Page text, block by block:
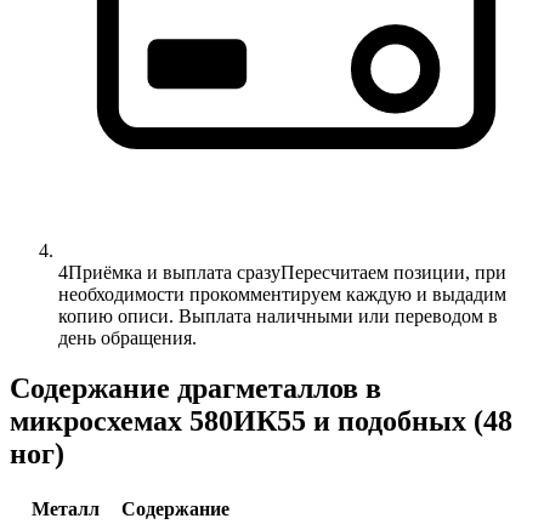
4Приёмка и выплата сразуПересчитаем позиции, при
необходимости прокомментируем каждую и выдадим
копию описи. Выплата наличными или переводом в
день обращения.
Содержание драгметаллов в
микросхемах 580ИК55 и подобных (48
ног)
Металл
Содержание